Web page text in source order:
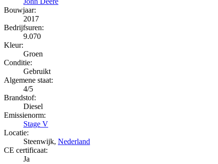
Bouwjaar:
2017
Bedrijfsuren:
9.070
Kleur:
Groen
Conditie:
Gebruikt
Algemene staat:
4/5
Brandstof:
Diesel
Emissienorm:
Stage V
Locatie:
Steenwijk, Nederland
CE certificaat:
Ja